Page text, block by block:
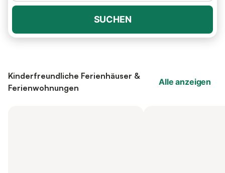
SUCHEN
Kinderfreundliche Ferienhäuser &
Ferienwohnungen
Alle anzeigen